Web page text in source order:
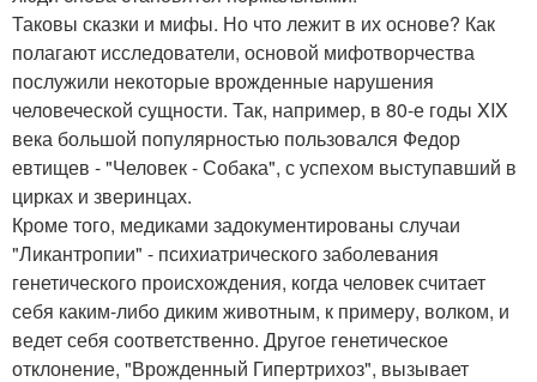
Таковы сказки и мифы. Но что лежит в их основе? Как
полагают исследователи, основой мифотворчества
послужили некоторые врожденные нарушения
человеческой сущности. Так, например, в 80-е годы XIX
века большой популярностью пользовался Федор
евтищев - "Человек - Собака", с успехом выступавший в
цирках и зверинцах.
Кроме того, медиками задокументированы случаи
"Ликантропии" - психиатрического заболевания
генетического происхождения, когда человек считает
себя каким-либо диким животным, к примеру, волком, и
ведет себя соответственно. Другое генетическое
отклонение, "Врожденный Гипертрихоз", вызывает